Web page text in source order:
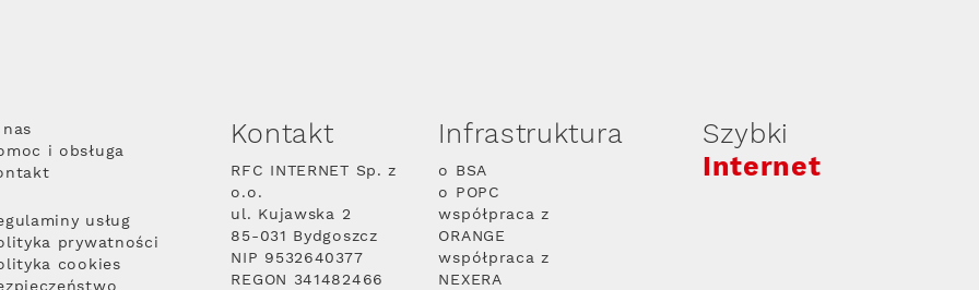
i obsługa
usług
prywatności
cookies
Kontakt
RFC INTERNET Sp. z
o.o.
ul. Kujawska 2
85-031 Bydgoszcz
NIP 9532640377
REGON 341482466
Infrastruktura
o BSA
o POPC
współpraca z
ORANGE
współpraca z
NEXERA
Szybki
Internet